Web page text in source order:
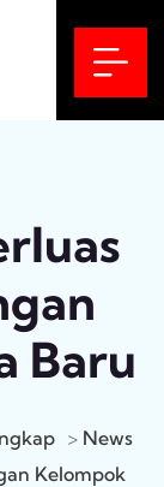
Baru
> News
Kelompok